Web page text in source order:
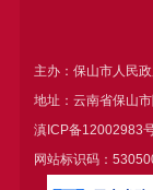
主办：保山市人民
地址：云南省保山
滇ICP备12002983
网站标识码：